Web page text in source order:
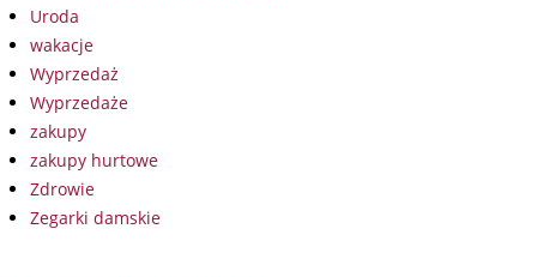
Uroda
wakacje
Wyprzedaż
Wyprzedaże
zakupy
zakupy hurtowe
Zdrowie
Zegarki damskie